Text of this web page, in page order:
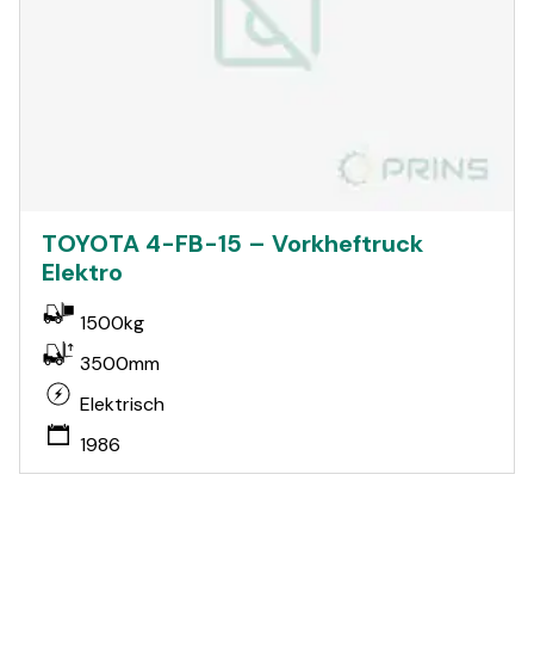
TOYOTA 4-FB-15 – Vorkheftruck
Elektro
1500kg
3500mm
Elektrisch
1986